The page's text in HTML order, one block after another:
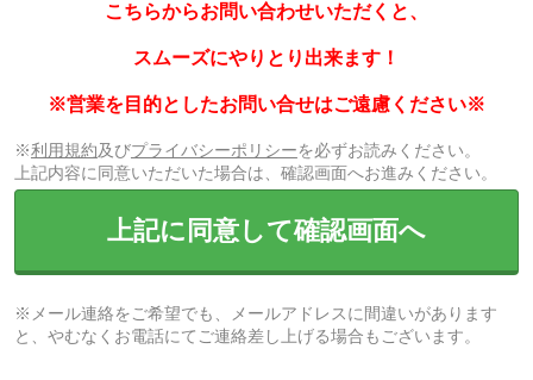
こちらからお問い合わせいただくと、
スムーズにやりとり出来ます！
※営業を目的としたお問い合せはご遠慮ください※
※利用規約及びプライバシーポリシーを必ずお読みください。
上記内容に同意いただいた場合は、確認画面へお進みください。
上記に同意して確認画面へ
※メール連絡をご希望でも、メールアドレスに間違いがあります
と、やむなくお電話にてご連絡差し上げる場合もございます。